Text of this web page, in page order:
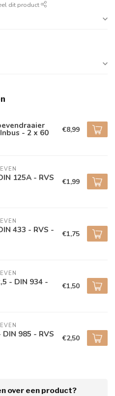
dit product
- 2 x 60 €8,99
125A - RVS €1,99
433 - RVS - €1,75
- DIN 934 - €1,50
985 - RVS €2,50
over een product?